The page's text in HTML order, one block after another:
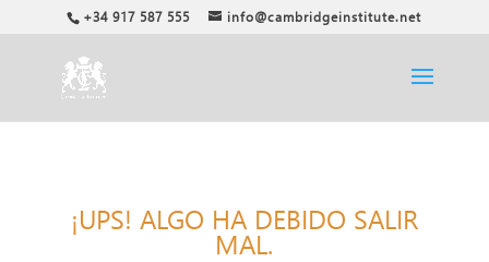
+34 917 587 555 info@cambridgeinstitute.net
¡UPS! ALGO HA DEBIDO SALIR
MAL.